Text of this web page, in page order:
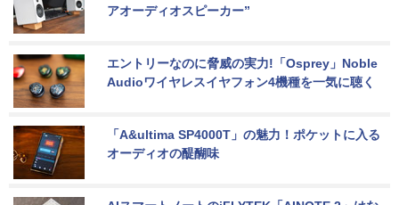
アオーディオスピーカー”
エントリーなのに脅威の実力!「Osprey」Noble
Audioワイヤレスイヤフォン4機種を一気に聴く
「A&ultima SP4000T」の魅力！ポケットに入る
オーディオの醍醐味